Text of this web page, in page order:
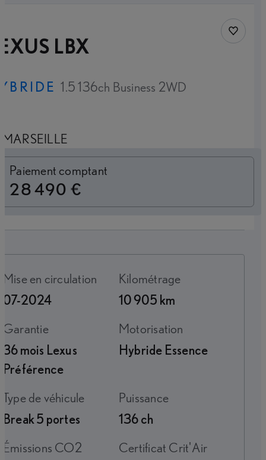
LBX
1.5 136ch Business 2WD
MARSEILLE
Paiement comptant
28 490 €
Mise en circulation
07-2024
Kilométrage
10 905 km
Garantie
36 mois Lexus
Préférence
Motorisation
Hybride Essence
Type de véhicule
Break 5 portes
Puissance
136 ch
Émissions CO2
Certificat Crit'Air